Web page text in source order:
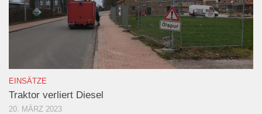
EINSÄTZE
Traktor verliert Diesel
20. MÄRZ 2023